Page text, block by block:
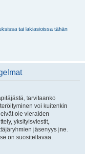
tai lakiasioissa tähän
tarvitaanko
voi kuitenkin
ole vieraiden
yksityisviestit,
jäsenyys jne.
on suositeltavaa.